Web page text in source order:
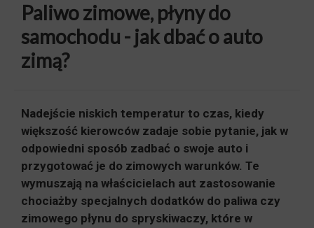
Paliwo zimowe, płyny do
samochodu - jak dbać o auto
zimą?
Nadejście niskich temperatur to czas, kiedy
większość kierowców zadaje sobie pytanie, jak w
odpowiedni sposób zadbać o swoje auto i
przygotować je do zimowych warunków. Te
wymuszają na właścicielach aut zastosowanie
chociażby specjalnych dodatków do paliwa czy
zimowego płynu do spryskiwaczy, które w